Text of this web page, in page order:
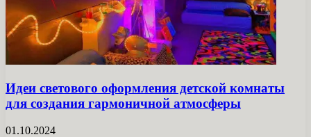
Идеи светового оформления детской комнаты
для создания гармоничной атмосферы
01.10.2024